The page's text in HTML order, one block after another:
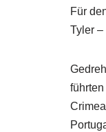
Für
Tyler